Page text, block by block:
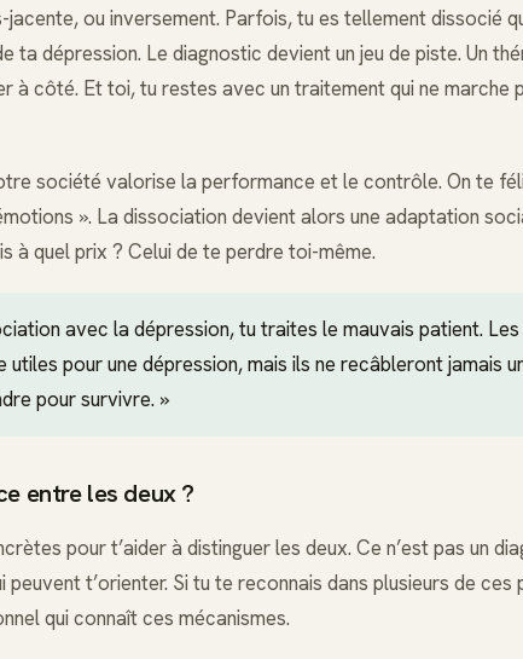
jacente, ou inversement. Parfois, tu es tellement dissocié
ta dépression. Le diagnostic devient un jeu de piste. Un
à côté. Et toi, tu restes avec un traitement qui ne marche
société valorise la performance et le contrôle. On te
». La dissociation devient alors une adaptation
à quel prix ? Celui de te perdre toi-même.
avec la dépression, tu traites le mauvais patient. Les
pour une dépression, mais ils ne recâbleront jamais
pour survivre. »
entre les deux ?
pour t’aider à distinguer les deux. Ce n’est pas un
peuvent t’orienter. Si tu te reconnais dans plusieurs de ces
qui connaît ces mécanismes.